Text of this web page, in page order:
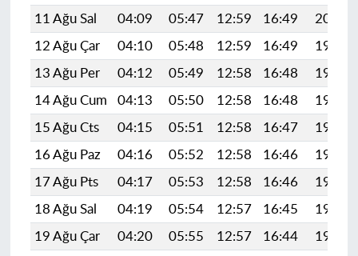
11 Ağu Sal
04:09 05:47 12:59 16:49
20:00
12 Ağu Çar
04:10 05:48 12:59 16:49
19:59
13 Ağu Per
04:12 05:49 12:58 16:48
19:58
14 Ağu Cum
04:13 05:50 12:58 16:48
19:56
15 Ağu Cts
04:15 05:51 12:58 16:47
19:55
16 Ağu Paz
04:16 05:52 12:58 16:46
19:54
17 Ağu Pts
04:17 05:53 12:58 16:46
19:52
18 Ağu Sal
04:19 05:54 12:57 16:45
19:51
19 Ağu Çar
04:20 05:55 12:57 16:44
19:49